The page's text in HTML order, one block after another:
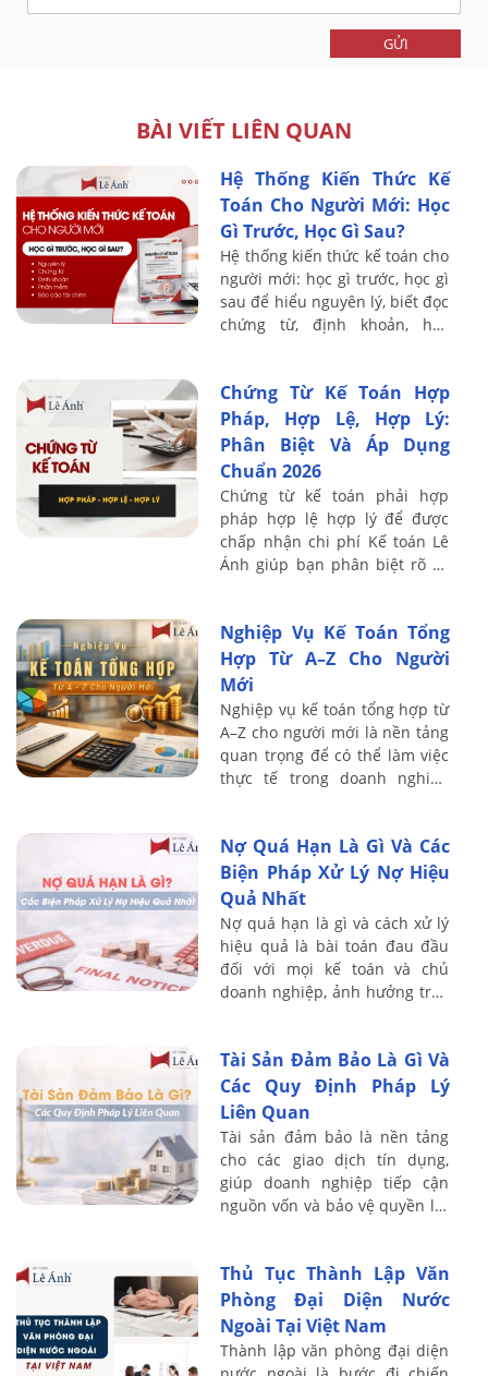
GỬI
BÀI VIẾT LIÊN QUAN
Hệ Thống Kiến Thức Kế
Toán Cho Người Mới: Học
Gì Trước, Học Gì Sau?
Hệ thống kiến thức kế toán cho
người mới: học gì trước, học gì
sau để hiểu nguyên lý, biết đọc
chứng từ, định khoản, học
Chứng Từ Kế Toán Hợp
Pháp, Hợp Lệ, Hợp Lý:
Phân Biệt Và Áp Dụng
Chuẩn 2026
Chứng từ kế toán phải hợp
pháp hợp lệ hợp lý để được
chấp nhận chi phí Kế toán Lê
Ánh giúp bạn phân biệt rõ và
Nghiệp Vụ Kế Toán Tổng
Hợp Từ A–Z Cho Người
Mới
Nghiệp vụ kế toán tổng hợp từ
A–Z cho người mới là nền tảng
quan trọng để có thể làm việc
thực tế trong doanh nghiệp
Ánh ...
Nợ Quá Hạn Là Gì Và Các
Biện Pháp Xử Lý Nợ Hiệu
Quả Nhất
Nợ quá hạn là gì và cách xử lý
hiệu quả là bài toán đau đầu
đối với mọi kế toán và chủ
doanh nghiệp, ảnh hưởng trực
nghiệm ...
Tài Sản Đảm Bảo Là Gì Và
Các Quy Định Pháp Lý
Liên Quan
Tài sản đảm bảo là nền tảng
cho các giao dịch tín dụng,
giúp doanh nghiệp tiếp cận
nguồn vốn và bảo vệ quyền lợi
hơn 20.000 ...
Thủ Tục Thành Lập Văn
Phòng Đại Diện Nước
Ngoài Tại Việt Nam
Thành lập văn phòng đại diện